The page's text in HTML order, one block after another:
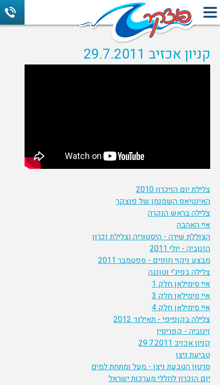
קניון אכזיב 29.7.2011
צלילת יום הזיכרון 2010
האינטיאס השמנמן של פוצקר
צלילה בראש הנקרה
איי האהבה
הצוללת שירה - היסטוריה וצלילת זכרון
הזנוביה - יולי 2011
מבצע ניקוי חופים - ספטמבר 2011
צלילה בפיג'י וטונגה
איי סימילאן חלק 1
איי סימילאן חלק 3
איי סימילאן חלק 4
צלילה בקופיפי - תאילנד 2012
זינוביה - קפריסין
קניון אכזיב 29.7.2011
טביעת ניצן
סרטון הטבעת ניצן - מעל ומתחת למים
יום הזכרון לחללי מערכות ישראל